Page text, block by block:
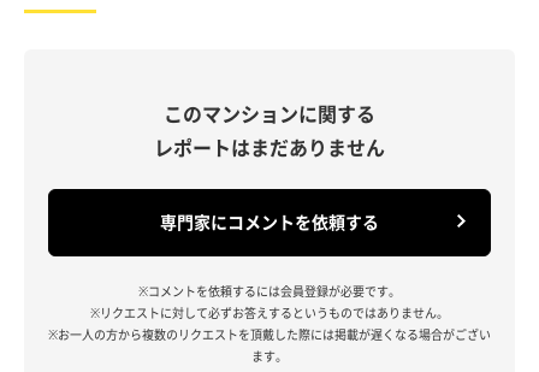
このマンションに関する
レポートはまだありません
専門家にコメントを依頼する
※コメントを依頼するには会員登録が必要です。
※リクエストに対して必ずお答えするというものではありません。
※お一人の方から複数のリクエストを頂戴した際には掲載が遅くなる場合がござい
ます。